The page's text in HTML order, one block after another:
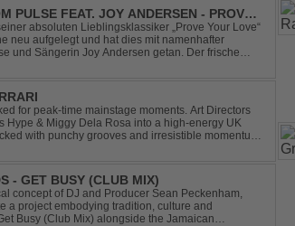
PULSE FEAT. JOY ANDERSEN - PROVE
absoluten Lieblingsklassiker „Prove Your Love“
neu aufgelegt und hat dies mit namenhafter
und Sängerin Joy Andersen getan. Der frische
for peak-time mainstage moments. Art Directors
Hype & Miggy Dela Rosa into a high-energy UK
with punchy grooves and irresistible momentum.
- GET BUSY (CLUB MIX)
concept of DJ and Producer Sean Peckenham,
a project embodying tradition, culture and
Busy (Club Mix) alongside the Jamaican